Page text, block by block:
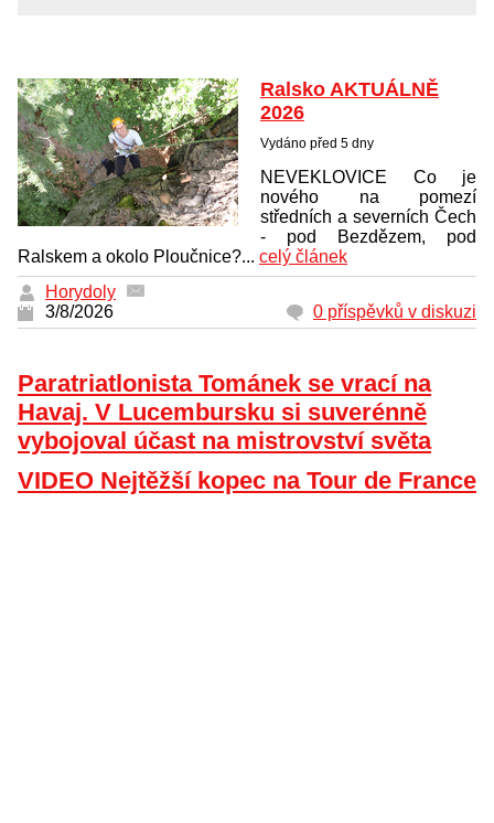
Ralsko AKTUÁLNĚ
2026
Vydáno před 5 dny
NEVEKLOVICE Co je
nového na pomezí
středních a severních Čech
- pod Bezdězem, pod
Ralskem a okolo Ploučnice?... celý článek
Horydoly
3/8/2026
0 příspěvků v diskuzi
Paratriatlonista Tománek se vrací na
Havaj. V Lucembursku si suverénně
vybojoval účast na mistrovství světa
VIDEO Nejtěžší kopec na Tour de France